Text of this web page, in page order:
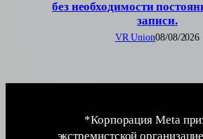
без необходимости
записи.
VR Union08/08/2026
*Корпорация Meta
экстремистской